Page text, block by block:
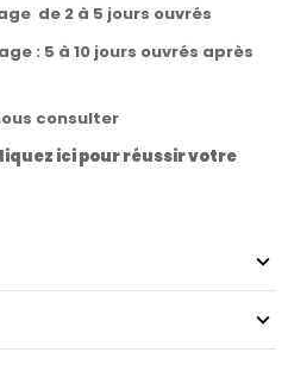
de 2 à 5 jours ouvrés
: 5 à 10 jours ouvrés après
consulter
ici pour réussir votre